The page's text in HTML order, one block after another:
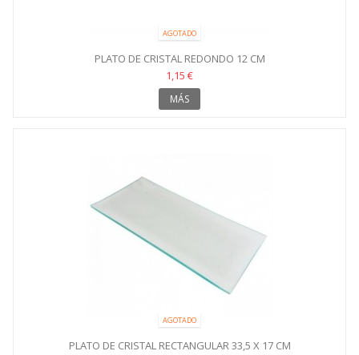
AGOTADO
PLATO DE CRISTAL REDONDO 12 CM
1,15 €
MÁS
AGOTADO
PLATO DE CRISTAL RECTANGULAR 33,5 X 17 CM